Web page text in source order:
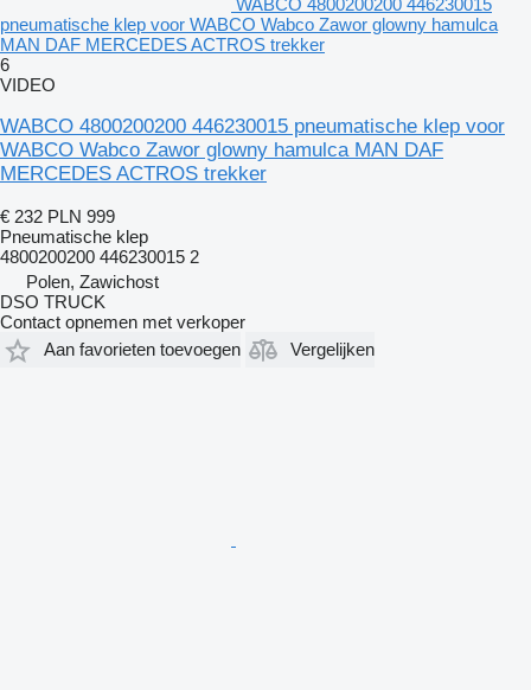
pneumatische klep voor WABCO Wabco Zawor glowny hamulca
MAN DAF MERCEDES ACTROS trekker
6
VIDEO
WABCO 4800200200 446230015 pneumatische klep voor
WABCO Wabco Zawor glowny hamulca MAN DAF
MERCEDES ACTROS trekker
€ 232 PLN 999
Pneumatische klep
4800200200 446230015 2
Polen, Zawichost
DSO TRUCK
Contact opnemen met verkoper
Aan favorieten toevoegen
Vergelijken